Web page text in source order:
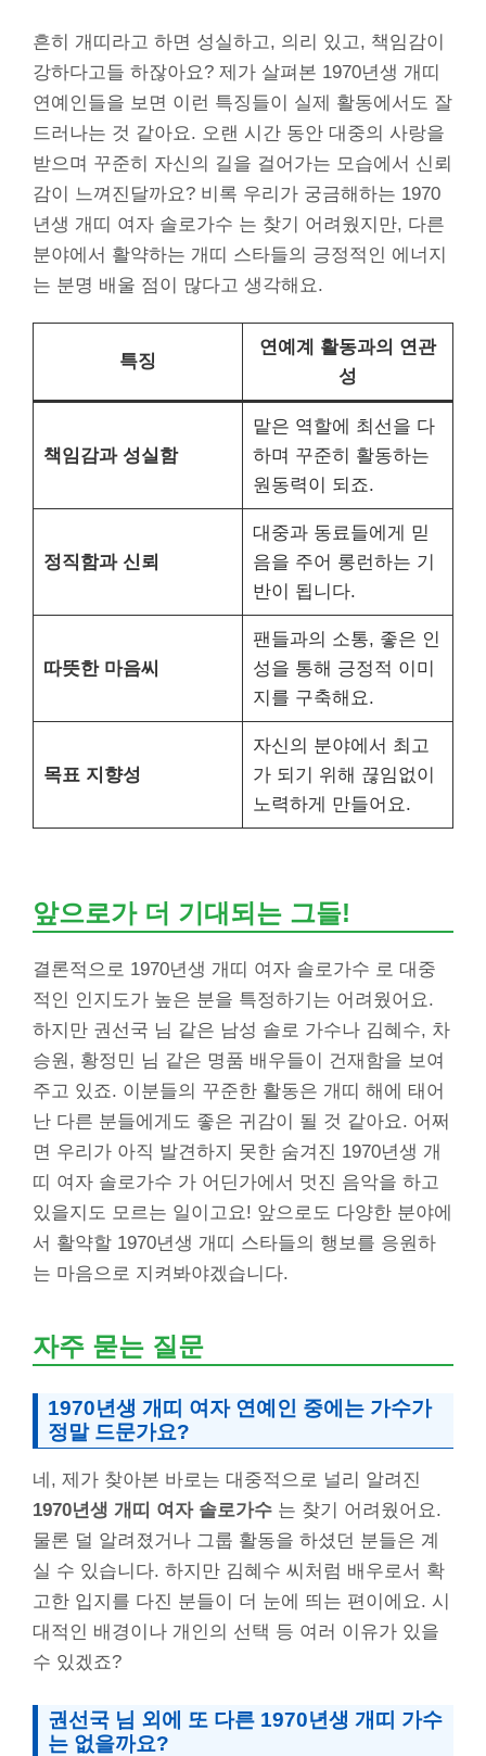
흔히 개띠라고 하면 성실하고, 의리 있고, 책임감이
강하다고들 하잖아요? 제가 살펴본 1970년생 개띠
연예인들을 보면 이런 특징들이 실제 활동에서도 잘
드러나는 것 같아요. 오랜 시간 동안 대중의 사랑을
받으며 꾸준히 자신의 길을 걸어가는 모습에서 신뢰
감이 느껴진달까요? 비록 우리가 궁금해하는 1970
년생 개띠 여자 솔로가수 는 찾기 어려웠지만, 다른
분야에서 활약하는 개띠 스타들의 긍정적인 에너지
는 분명 배울 점이 많다고 생각해요.
특징
연예계 활동과의 연관
성
책임감과 성실함
맡은 역할에 최선을 다
하며 꾸준히 활동하는
원동력이 되죠.
정직함과 신뢰
대중과 동료들에게 믿
음을 주어 롱런하는 기
반이 됩니다.
따뜻한 마음씨
팬들과의 소통, 좋은 인
성을 통해 긍정적 이미
지를 구축해요.
목표 지향성
자신의 분야에서 최고
가 되기 위해 끊임없이
노력하게 만들어요.
앞으로가 더 기대되는 그들!
결론적으로 1970년생 개띠 여자 솔로가수 로 대중
적인 인지도가 높은 분을 특정하기는 어려웠어요.
하지만 권선국 님 같은 남성 솔로 가수나 김혜수, 차
승원, 황정민 님 같은 명품 배우들이 건재함을 보여
주고 있죠. 이분들의 꾸준한 활동은 개띠 해에 태어
난 다른 분들에게도 좋은 귀감이 될 것 같아요. 어쩌
면 우리가 아직 발견하지 못한 숨겨진 1970년생 개
띠 여자 솔로가수 가 어딘가에서 멋진 음악을 하고
있을지도 모르는 일이고요! 앞으로도 다양한 분야에
서 활약할 1970년생 개띠 스타들의 행보를 응원하
는 마음으로 지켜봐야겠습니다.
자주 묻는 질문
1970년생 개띠 여자 연예인 중에는 가수가
정말 드문가요?
네, 제가 찾아본 바로는 대중적으로 널리 알려진
1970년생 개띠 여자 솔로가수 는 찾기 어려웠어요.
물론 덜 알려졌거나 그룹 활동을 하셨던 분들은 계
실 수 있습니다. 하지만 김혜수 씨처럼 배우로서 확
고한 입지를 다진 분들이 더 눈에 띄는 편이에요. 시
대적인 배경이나 개인의 선택 등 여러 이유가 있을
수 있겠죠?
권선국 님 외에 또 다른 1970년생 개띠 가수
는 없을까요?